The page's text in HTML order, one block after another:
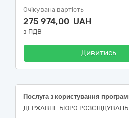
Очікувана вартість
275 974,00 UAH
з ПДВ
Дивитись
ДЕРЖАВНЕ БЮРО РОЗСЛІДУВАНЬ